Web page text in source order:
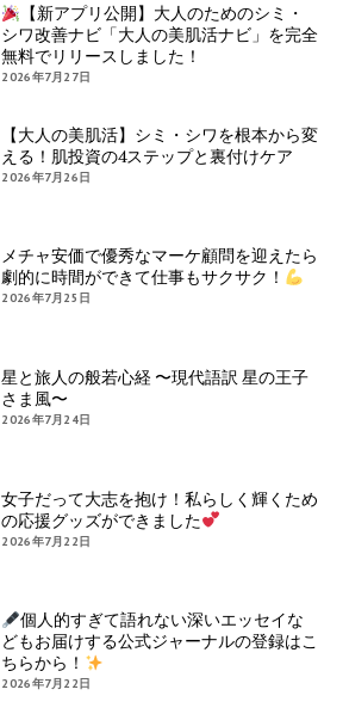
【新アプリ公開】大人のためのシミ・
シワ改善ナビ「大人の美肌活ナビ」を完全
無料でリリースしました！
2026年7月27日
【大人の美肌活】シミ・シワを根本から変
える！肌投資の4ステップと裏付けケア
2026年7月26日
メチャ安価で優秀なマーケ顧問を迎えたら
劇的に時間ができて仕事もサクサク！
2026年7月25日
星と旅人の般若心経 〜現代語訳 星の王子
さま風〜
2026年7月24日
女子だって大志を抱け！私らしく輝くため
の応援グッズができました
2026年7月22日
個人的すぎて語れない深いエッセイな
どもお届けする公式ジャーナルの登録はこ
ちらから！
2026年7月22日